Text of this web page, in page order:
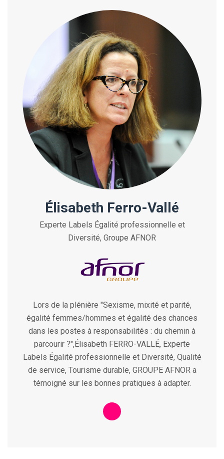
Élisabeth Ferro-Vallé
Experte Labels Égalité professionnelle et
Diversité, Groupe AFNOR
Lors de la plénière "Sexisme, mixité et parité,
égalité femmes/hommes et égalité des chances
dans les postes à responsabilités : du chemin à
parcourir ?",Élisabeth FERRO-VALLÉ, Experte
Labels Égalité professionnelle et Diversité, Qualité
de service, Tourisme durable, GROUPE AFNOR a
témoigné sur les bonnes pratiques à adapter.